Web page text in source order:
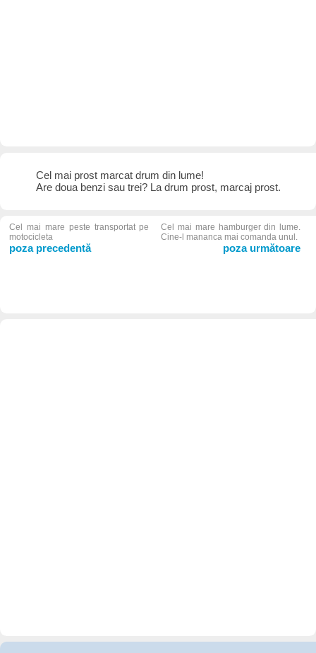
Cel mai prost marcat drum din lume!
Are doua benzi sau trei? La drum prost, marcaj prost.
Cel mai mare peste transportat pe
motocicleta
poza precedentă
Cel mai mare hamburger din lume.
Cine-l mananca mai comanda unul.
poza următoare